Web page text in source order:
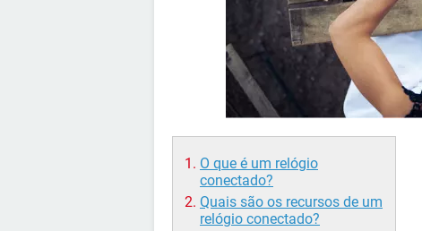
O que é um relógio
conectado?
Quais são os recursos de um
relógio conectado?